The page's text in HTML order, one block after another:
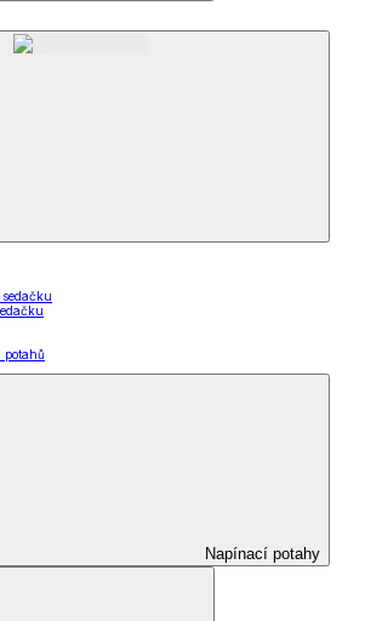
potahů
Napínací potahy